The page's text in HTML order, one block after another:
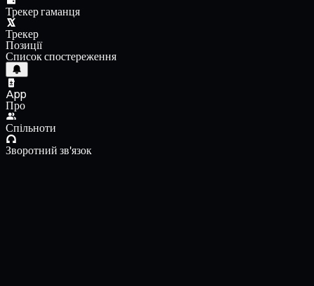
Трекер гаманця
Трекер
Позиції
Список спостереження
App
Про
Спільноти
Зворотний зв'язок